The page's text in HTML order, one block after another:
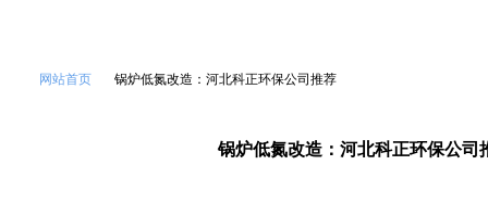
锅炉低氮改造：河北科正环保公司
网站首页 锅炉低氮改造：河北科正环保公司推荐